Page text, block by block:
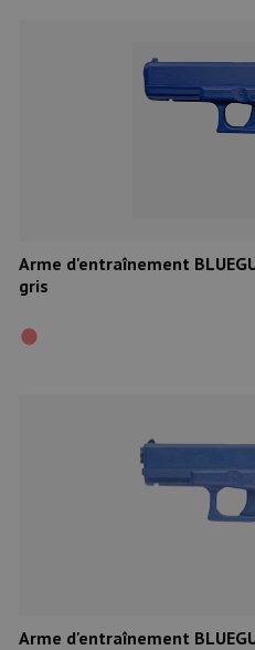
Arme d'entraînement
gris
Arme d'entraînement